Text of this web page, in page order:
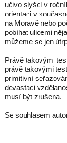
učivo slyšel v
orientaci v
na Moravě nebo
pobíhat ulicemi
můžeme se jen
Právě takovými
právě takovými
primitivní
devastaci
musí být zrušena.
Se souhlasem